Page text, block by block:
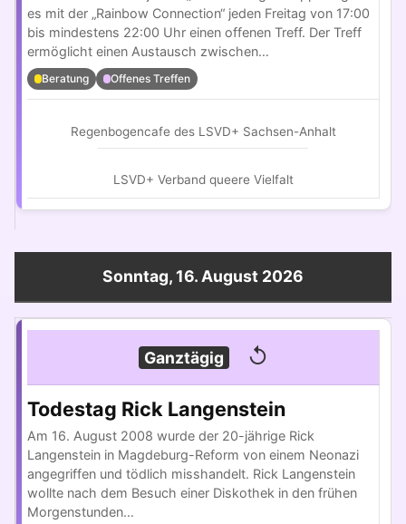
es mit der „Rainbow Connection“ jeden Freitag von 17:00
bis mindestens 22:00 Uhr einen offenen Treff. Der Treff
ermöglicht einen Austausch zwischen…
Beratung Offenes Treffen
Regenbogencafe des LSVD+ Sachsen-Anhalt
LSVD+ Verband queere Vielfalt
Sonntag, 16. August 2026
Ganztägig ↺
Todestag Rick Langenstein
Am 16. August 2008 wurde der 20-jährige Rick
Langenstein in Magdeburg-Reform von einem Neonazi
angegriffen und tödlich misshandelt. Rick Langenstein
wollte nach dem Besuch einer Diskothek in den frühen
Morgenstunden…